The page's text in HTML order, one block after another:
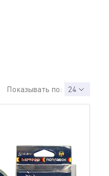
Показывать по: 24